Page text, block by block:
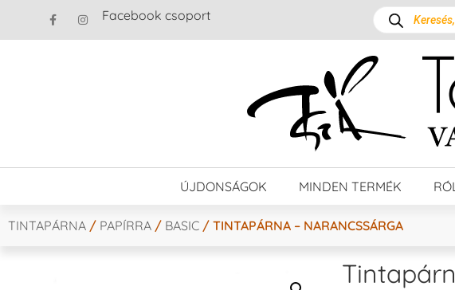
Facebook csoport
ÚJDONSÁGOK MINDEN TERMÉK
TINTAPÁRNA / PAPÍRRA / BASIC / TINTAPÁRNA – NARANCSSÁRGA